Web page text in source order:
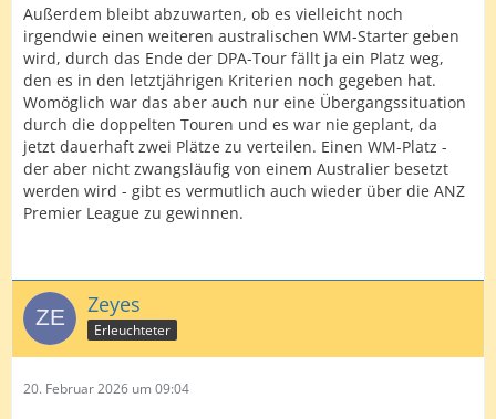
Außerdem bleibt abzuwarten, ob es vielleicht noch
irgendwie einen weiteren australischen WM-Starter geben
wird, durch das Ende der DPA-Tour fällt ja ein Platz weg,
den es in den letztjährigen Kriterien noch gegeben hat.
Womöglich war das aber auch nur eine Übergangssituation
durch die doppelten Touren und es war nie geplant, da
jetzt dauerhaft zwei Plätze zu verteilen. Einen WM-Platz -
der aber nicht zwangsläufig von einem Australier besetzt
werden wird - gibt es vermutlich auch wieder über die ANZ
Premier League zu gewinnen.
Zeyes
Erleuchteter
20. Februar 2026 um 09:04